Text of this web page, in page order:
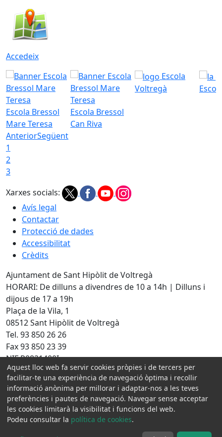
Accedeix
Escola Bressol
Mare Teresa
Escola Bressol
Can Riva
Escola
Voltregà
AnteriorSegüent
1
2
3
Xarxes socials:
Avís legal
Contactar
Protecció de dades
Accessibilitat
Crèdits
Ajuntament de Sant Hipòlit de Voltregà
HORARI: De dilluns a divendres de 10 a 14h | Dilluns i
dijous de 17 a 19h
Plaça de la Vila, 1
08512 Sant Hipòlit de Voltregà
Tel. 93 850 26 26
Fax 93 850 23 39
NIF P0821400I
Amb la col·laboració de:
Aquest lloc web fa servir cookies pròpies i de tercers per
facilitar-te una experiència de navegació òptima i recollir
informació anònima per millorar i adaptar-nos a les teves
preferències i pautes de navegació. Navegar sense acceptar
les cookies limitarà la visibilitat i funcions del web.
Podeu consultar la política de cookies.